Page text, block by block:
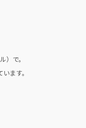
）で。
ます。